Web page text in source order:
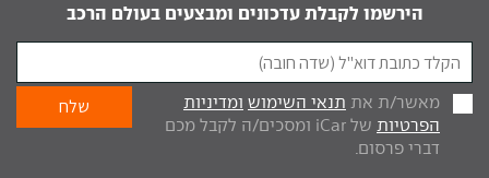
הירשמו לקבלת עדכונים ומבצעים בעולם הרכב
מאשר/ת את תנאי השימוש ומדיניות
הפרטיות
של iCar ומסכים/ה לקבל מכם
דברי פרסום.